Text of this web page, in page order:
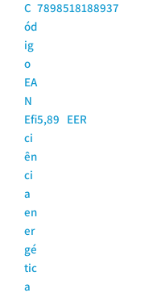
C
ód
ig
o
EA
N
7898518188937
Efi
ci
ên
ci
a
en
er
gé
tic
a
5,89 EER